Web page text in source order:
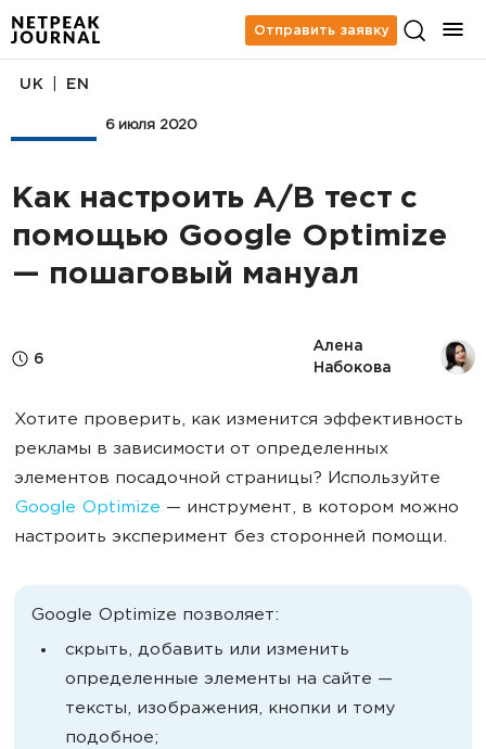
Отправить заявку
6 июля 2020
UK EN
Как настроить A/B тест с
помощью Google Optimize
— пошаговый мануал
6
Алена
Набокова
Хотите проверить, как изменится эффективность
рекламы в зависимости от определенных
элементов посадочной страницы? Используйте
Google Optimize — инструмент, в котором можно
настроить эксперимент без сторонней помощи.
Google Optimize позволяет:
скрыть, добавить или изменить
определенные элементы на сайте —
тексты, изображения, кнопки и тому
подобное;